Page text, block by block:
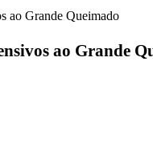
ao Grande Queimado
ao Grande